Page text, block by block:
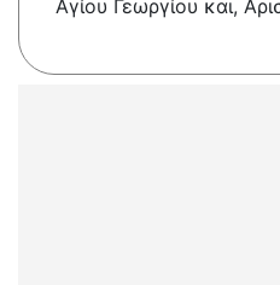
Αγίου Γεωργίου και,